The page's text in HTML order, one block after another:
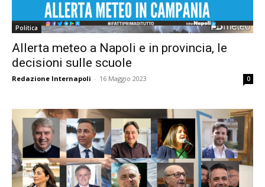
Politica
Allerta meteo a Napoli e in provincia, le
decisioni sulle scuole
Redazione Internapoli - 16 Maggio 2023 0